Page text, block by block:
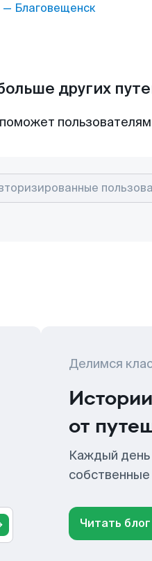
Благовещенск
других
Делимся
от
Каждый день
Читать блог